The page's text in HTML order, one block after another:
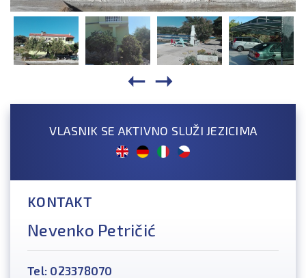
VLASNIK SE AKTIVNO SLUŽI JEZICIMA
KONTAKT
Nevenko Petričić
Tel: 023378070